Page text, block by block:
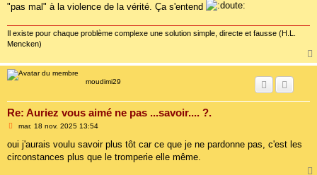
"pas mal" à la violence de la vérité. Ça s'entend
Il existe pour chaque problème complexe une solution simple, directe et fausse (H.L.
Mencken)
moudimi29
Re: Auriez vous aimé ne pas ...savoir.... ?.
M
s
a
mar. 18 nov. 2025 13:54
oui j'aurais voulu savoir plus tôt car ce que je ne pardonne pas, c'est les
circonstances plus que le tromperie elle même.